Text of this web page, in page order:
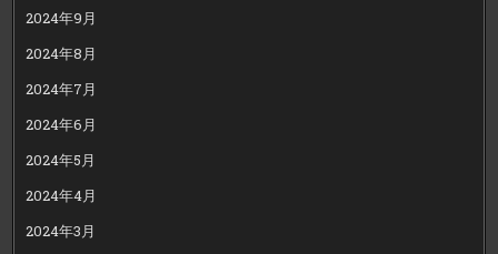
2024年9月
2024年8月
2024年7月
2024年6月
2024年5月
2024年4月
2024年3月